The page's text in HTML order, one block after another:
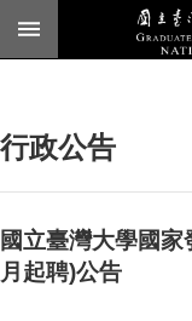
跳到主要內容區塊
臺
頁
English
行政公告
國立臺灣大學國
月起聘)公告